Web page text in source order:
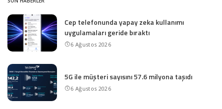
Cep telefonunda yapay zeka kullanımı
uygulamaları geride bıraktı
6 Ağustos 2026
5G ile müşteri sayısını 57.6 milyona taşıdı
6 Ağustos 2026